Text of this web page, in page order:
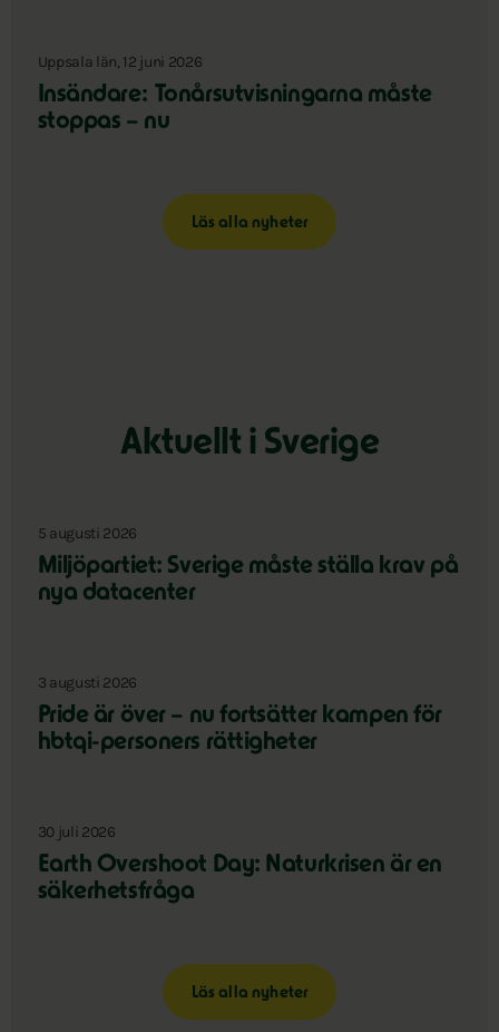
Uppsala län, 12 juni 2026
Insändare: Tonårsutvisningarna måste
stoppas – nu
Läs alla nyheter
Aktuellt i Sverige
5 augusti 2026
Miljöpartiet: Sverige måste ställa krav på
nya datacenter
3 augusti 2026
Pride är över – nu fortsätter kampen för
hbtqi-personers rättigheter
30 juli 2026
Earth Overshoot Day: Naturkrisen är en
säkerhetsfråga
Läs alla nyheter